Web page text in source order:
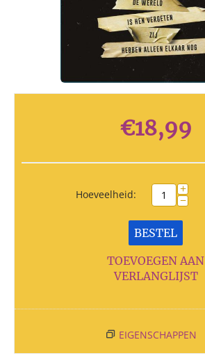
€18,99
Hoeveelheid: +
−
BESTEL
TOEVOEGEN AAN
VERLANGLIJST
EIGENSCHAPPEN